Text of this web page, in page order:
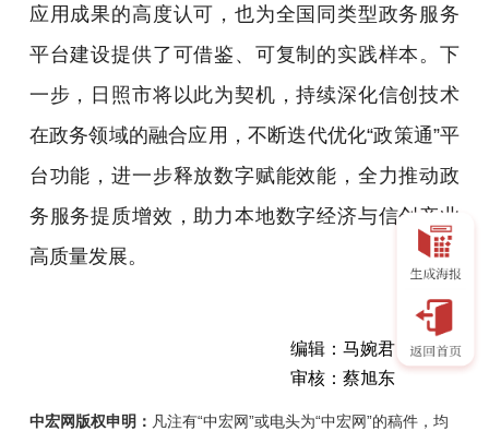
应用成果的高度认可，也为全国同类型政务服务
平台建设提供了可借鉴、可复制的实践样本。下
一步，日照市将以此为契机，持续深化信创技术
在政务领域的融合应用，不断迭代优化“政策通”平
台功能，进一步释放数字赋能效能，全力推动政
务服务提质增效，助力本地数字经济与信创产业
高质量发展。
编辑：马婉君
审核：蔡旭东
中宏网版权申明： 凡注有“中宏网”或电头为“中宏网”的稿件，均